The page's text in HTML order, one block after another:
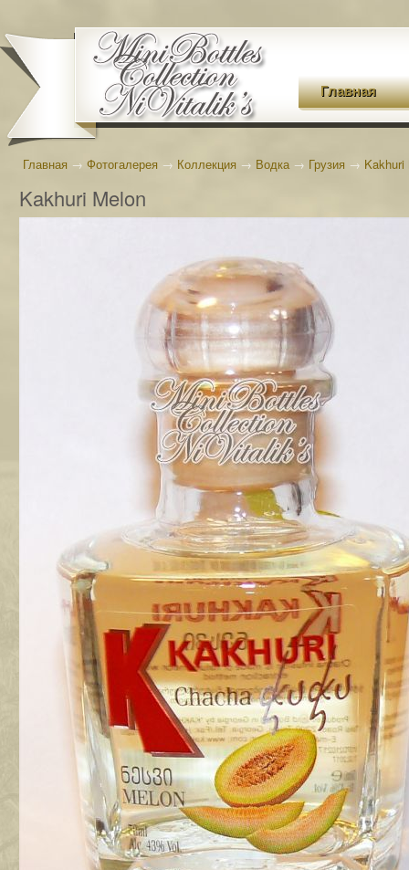
Главная
Главная → Фотогалерея → Коллекция → Водка→ Грузия → Kakhuri
Kakhuri Melon